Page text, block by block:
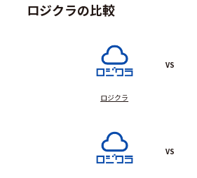
ロジクラの比較
ロジクラ
VS
VS